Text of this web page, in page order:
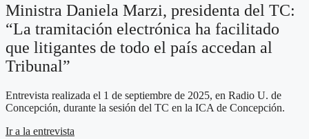
Ministra Daniela Marzi, presidenta del TC:
“La tramitación electrónica ha facilitado
que litigantes de todo el país accedan al
Tribunal”
Entrevista realizada el 1 de septiembre de 2025, en Radio U. de
Concepción, durante la sesión del TC en la ICA de Concepción.
Ir a la entrevista